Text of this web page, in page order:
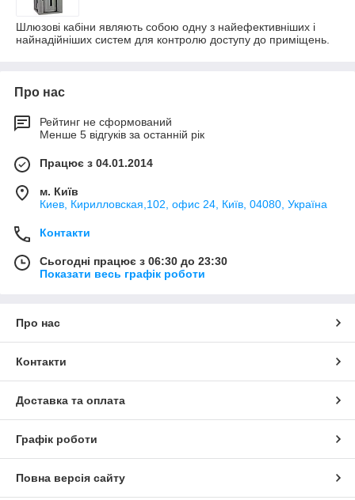
Шлюзові кабіни являють собою одну з найефективніших і
найнадійніших систем для контролю доступу до приміщень.
Про нас
Рейтинг не сформований
Менше 5 відгуків за останній рік
Працює з 04.01.2014
м. Київ
Киев, Кирилловская,102, офис 24, Київ, 04080, Україна
Контакти
Сьогодні працює з 06:30 до 23:30
Показати весь графік роботи
Про нас
Контакти
Доставка та оплата
Графік роботи
Повна версія сайту